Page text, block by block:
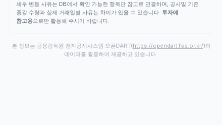
세부 변동 사유는 DB에서 확인 가능한 항목만 참고로 연결하며, 공시일 기준
증감 수량과 실제 거래일별 사유는 차이가 있을 수 있습니다. 투자에
참고용으로만 활용해 주시기 바랍니다.
본 정보는 금융감독원 전자공시시스템 오픈DART(https://opendart.fss.or.kr/)의
데이터를 활용하여 제공하고 있습니다.